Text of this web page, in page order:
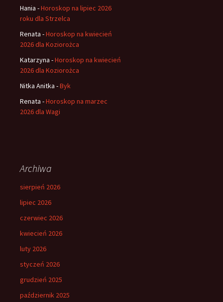
Hania -Horoskop na lipiec 2026
roku dla Strzelca
Renata -Horoskop na kwiecień
2026 dla Koziorożca
Katarzyna -Horoskop na kwiecień
2026 dla Koziorożca
Nitka Anitka -Byk
Renata -Horoskop na marzec
2026 dla Wagi
Archiwa
sierpień 2026
lipiec 2026
czerwiec 2026
kwiecień 2026
luty 2026
styczeń 2026
grudzień 2025
październik 2025